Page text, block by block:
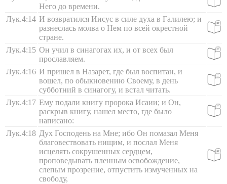
Него до времени.
Лук.4:14 И возвратился Иисус в силе духа в Галилею; и
разнеслась молва о Нем по всей окрестной
стране.
Лук.4:15 Он учил в синагогах их, и от всех был
прославляем.
Лук.4:16 И пришел в Назарет, где был воспитан, и
вошел, по обыкновению Своему, в день
субботний в синагогу, и встал читать.
Лук.4:17 Ему подали книгу пророка Исаии; и Он,
раскрыв книгу, нашел место, где было
написано:
Лук.4:18 Дух Господень на Мне; ибо Он помазал Меня
благовествовать нищим, и послал Меня
исцелять сокрушенных сердцем,
проповедывать пленным освобождение,
слепым прозрение, отпустить измученных на
свободу,